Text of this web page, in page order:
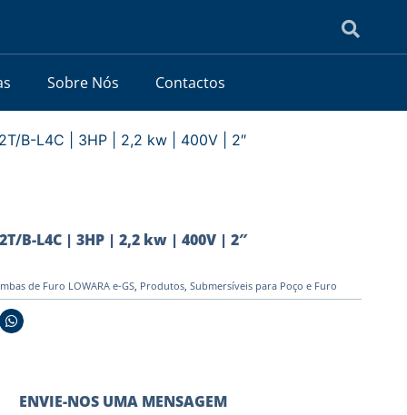
Sobre Nós Contactos
B-L4C | 3HP | 2,2 kw | 400V | 2″
B-L4C | 3HP | 2,2 kw | 400V | 2″
de Furo LOWARA e-GS, Produtos, Submersíveis para Poço e Furo
ENVIE-NOS UMA MENSAGEM